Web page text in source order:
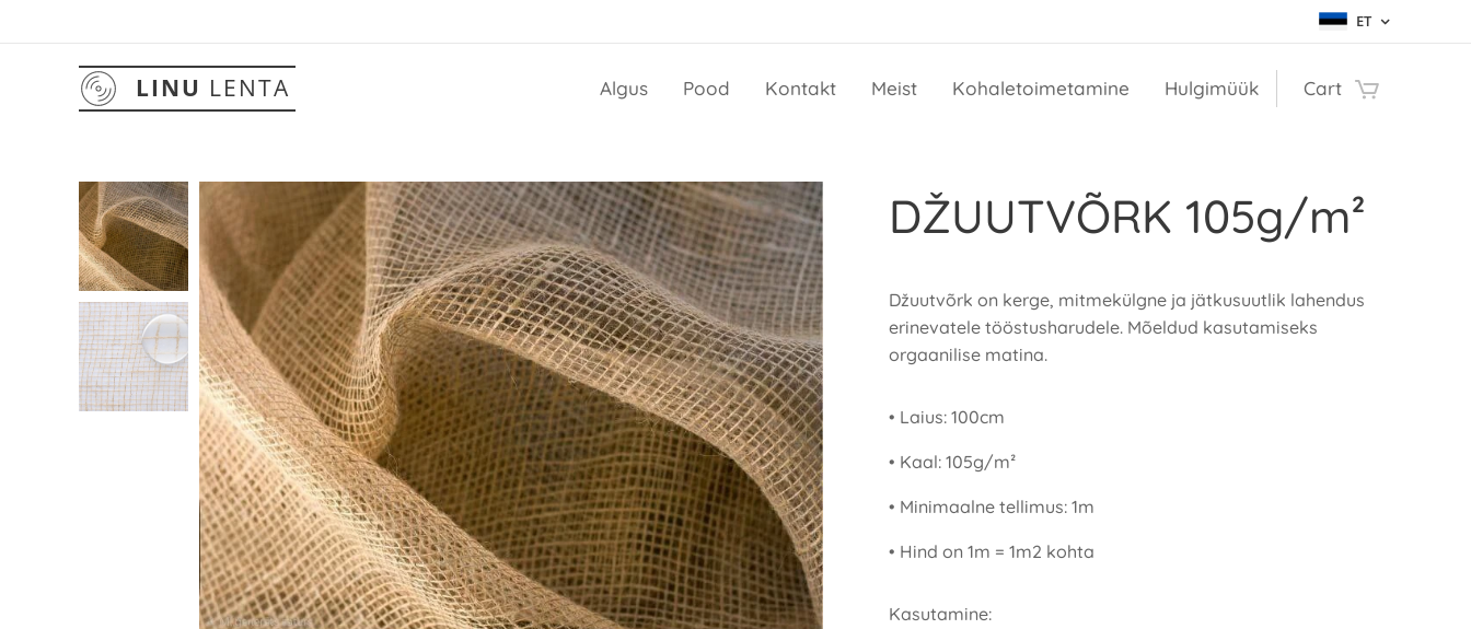
ET
LINU LENTA Algus Pood Kontakt Meist Kohaletoimetamine Hulgimüük Cart
DŽUUTVÕRK 105g/m²
Džuutvõrk on kerge, mitmekülgne ja jätkusuutlik lahendus
erinevatele tööstusharudele. Mõeldud kasutamiseks
orgaanilise matina.
• Laius: 100cm
• Kaal: 105g/m²
• Minimaalne tellimus: 1m
• Hind on 1m = 1m2 kohta
Kasutamine: